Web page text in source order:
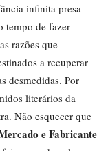
infinita presa
tempo de fazer
razões que
a recuperar
desmedidas. Por
literários da
Não esquecer que
e Fabricante